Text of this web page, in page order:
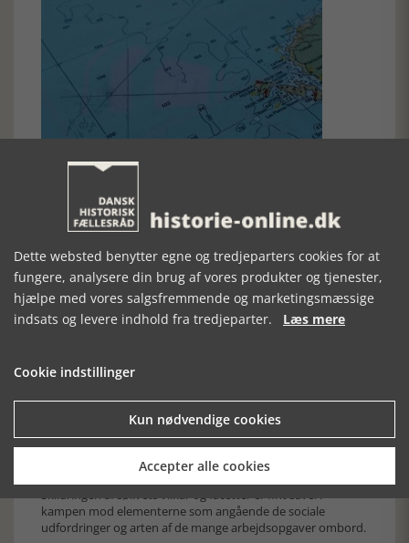
Vurdering og målgruppe
Alt i alt giver det to erindringsbind en fin skildring af en
udviklingshistorie fra barn til ung og voksen under
Peter Clausen et fint facetteret indblik i en meget
interessant periode, hvor dansk søfartshistorie og skibsfart
Clausen er en god og reflekterende iagttager med et vågent
blik for detaljer og et stort anlæg for rettidig omhu i arbejdet
med et meget introvert smerteligt blik for egne mangler.
Skildringen af sølivets vilkår og facetter er fint såvel i
kampen mod elementerne som angående de sociale
udfordringer og arten af de mange arbejdsopgaver ombord.
Dette websted benytter egne og tredjeparters cookies for at
fungere, analysere din brug af vores produkter og tjenester,
hjælpe med vores salgsfremmende og marketingsmæssige
indsats og levere indhold fra tredjeparter. Læs mere
Cookie indstillinger
Kun nødvendige cookies
Accepter alle cookies